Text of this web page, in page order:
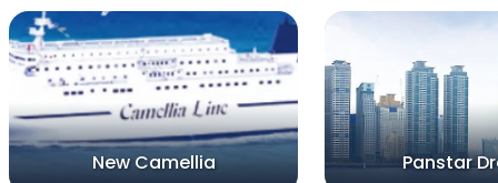
New Camellia Panstar